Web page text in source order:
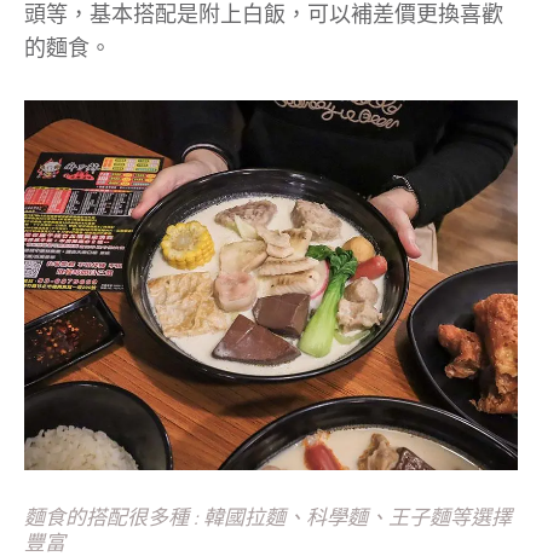
頭等，基本搭配是附上白飯，可以補差價更換喜歡
的麵食。
麵食的搭配很多種 : 韓國拉麵、科學麵、王子麵等選擇
豐富